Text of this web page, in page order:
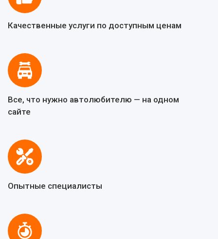
Качественные услуги по доступным ценам
Все, что нужно автолюбителю — на одном
сайте
Опытные специалисты